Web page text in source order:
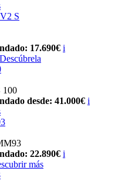
S
17.690€ i
Descúbrela
100
desde: 41.000€ i
22.890€ i
más